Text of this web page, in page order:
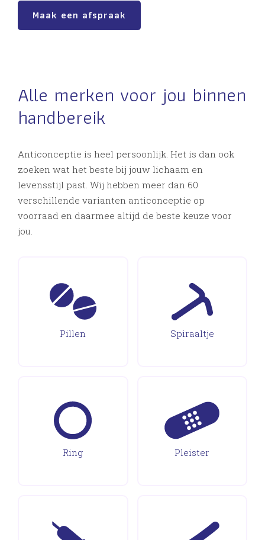
Maak een afspraak
Pillen Spiraaltje
Ring Pleister
Alle merken voor jou binnen
handbereik
Anticonceptie is heel persoonlijk. Het is dan ook
zoeken wat het beste bij jouw lichaam en
levensstijl past. Wij hebben meer dan 60
verschillende varianten anticonceptie op
voorraad en daarmee altijd de beste keuze voor
jou.